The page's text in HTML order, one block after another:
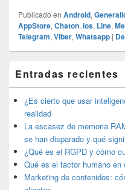
Publicado en Android,
AppStore, Chaton, ios, Line,
Telegram, Viber, Whatsapp |
área
de
widget
barra
lateral
primaria
Entradas recientes
¿Es cierto que usar
realidad
La escasez de memoria
se han disparado y qué
¿Qué es el RGPD y cómo
Qué es el factor humano
Marketing de contenidos: